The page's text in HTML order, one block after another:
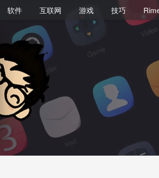
软件 互联网 游戏 技巧